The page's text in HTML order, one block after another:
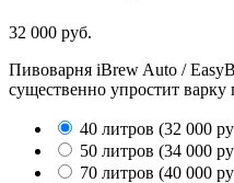
32 000 руб.
​Пивоварня iBrew Auto /
существенно упростит
40 литров (32 000
50 литров (34 000
70 литров (40 000